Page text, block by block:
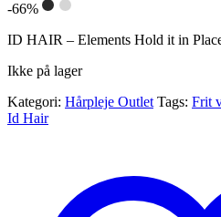
-66%
ID HAIR – Elements Hold it in
Ikke på lager
Kategori: Hårpleje Outlet Tags: Frit
Id Hair